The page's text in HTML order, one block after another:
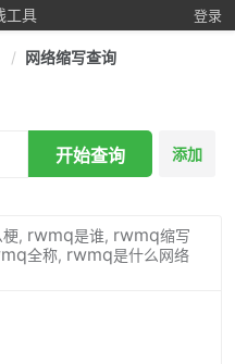
工具 登录
网络缩写查询
开始查询 添加
, rwmq是谁, rwmq缩写
全称, rwmq是什么网络